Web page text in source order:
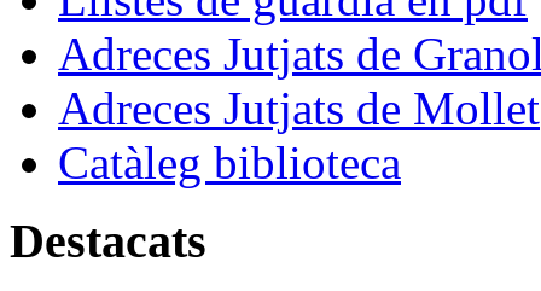
Adreces Jutjats de
Adreces Jutjats de Mollet
Catàleg biblioteca
Destacats